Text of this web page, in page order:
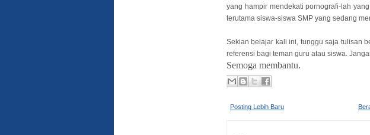
yang hampir mendekati pornografi-lah
terutama siswa-siswa SMP yang sedang
Sekian belajar kali ini, tunggu saja tulisan
referensi bagi teman guru atau siswa.
Semoga membantu.
Posting Lebih Baru